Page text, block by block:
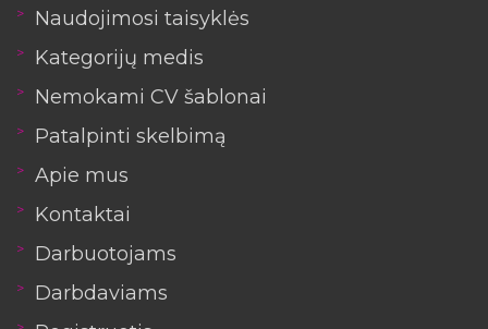
Naudojimosi taisyklės
Kategorijų medis
Nemokami CV šablonai
Patalpinti skelbimą
Apie mus
Kontaktai
Darbuotojams
Darbdaviams